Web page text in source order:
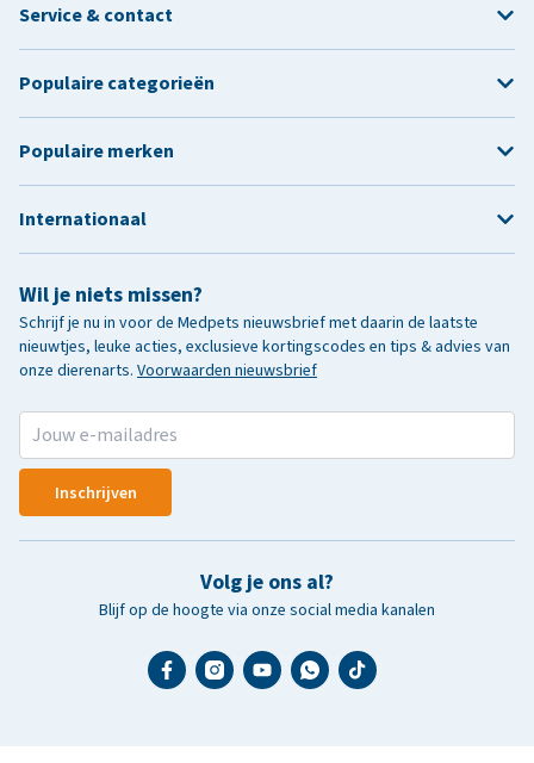
Wil je niets missen?
Schrijf je nu in voor de Medpets nieuwsbrief met daarin de laatste
nieuwtjes, leuke acties, exclusieve kortingscodes en tips & advies van
onze dierenarts. Voorwaarden nieuwsbrief
Inschrijven
Volg je ons al?
Blijf op de hoogte via onze social media kanalen
Service & contact
Populaire categorieën
Populaire merken
Internationaal